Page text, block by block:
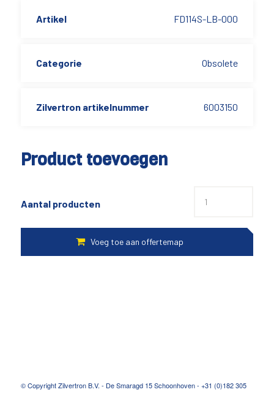
Product toevoegen
Aantal producten
Artikel FD114S-LB-000
Categorie Obsolete
Zilvertron artikelnummer 6003150
© Copyright Zilvertron B.V. - De Smaragd 15 Schoonhoven - +31 (0)182 305